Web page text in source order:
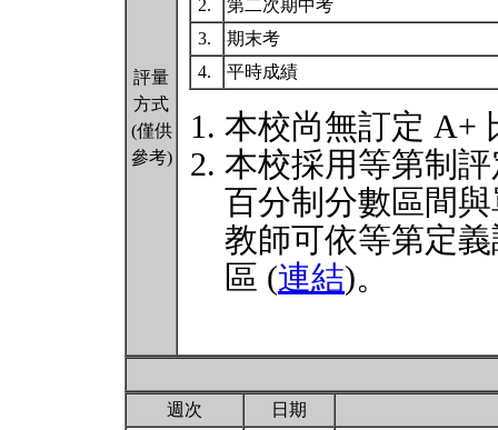
評量
方式
(僅供
參考)
2.
第二次期中考
3.
期末考
4.
平時成績
本校尚無訂定 A+
本校採用等第制
百分制分數區間
教師可依等第定
區 (連結)。
週次 日期